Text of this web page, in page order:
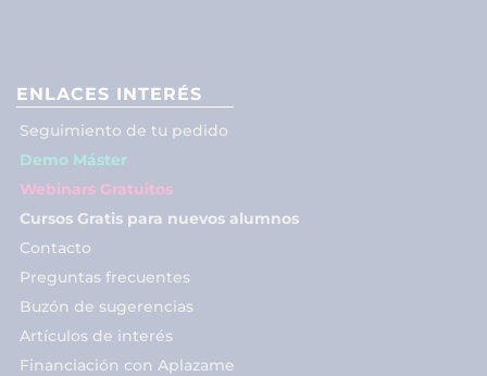
ENLACES INTERÉS
Seguimiento de tu pedido
Demo Máster
Webinars Gratuitos
Cursos Gratis para nuevos alumnos
Contacto
Preguntas frecuentes
Buzón de sugerencias
Artículos de interés
Financiación con Aplazame